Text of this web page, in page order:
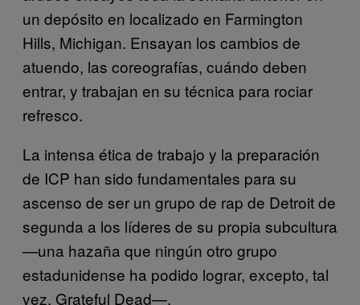
un depósito en localizado en Farmington
Hills, Michigan. Ensayan los cambios de
atuendo, las coreografías, cuándo deben
entrar, y trabajan en su técnica para rociar
refresco.
La intensa ética de trabajo y la preparación
de ICP han sido fundamentales para su
ascenso de ser un grupo de rap de Detroit de
segunda a los líderes de su propia subcultura
—una hazaña que ningún otro grupo
estadunidense ha podido lograr, excepto, tal
vez, Grateful Dead—.